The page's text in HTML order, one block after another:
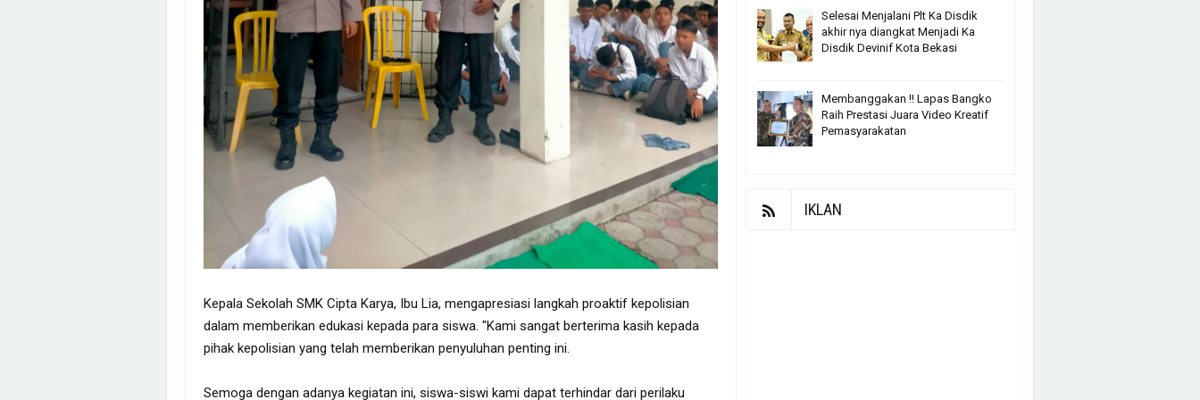
Kepala Sekolah SMK Cipta Karya, Ibu Lia, mengapresiasi langkah proaktif kepolisian
dalam memberikan edukasi kepada para siswa. "Kami sangat berterima kasih kepada
pihak kepolisian yang telah memberikan penyuluhan penting ini.
Semoga dengan adanya kegiatan ini, siswa-siswi kami dapat terhindar dari perilaku
Selesai Menjalani Plt Ka Disdik
akhir nya diangkat Menjadi Ka
Disdik Devinif Kota Bekasi
Membanggakan !! Lapas Bangko
Raih Prestasi Juara Video Kreatif
Pemasyarakatan
IKLAN